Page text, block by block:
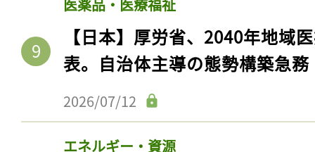
医薬品・医療福祉
【日本】厚労省、2040年地域
表。自治体主導の態勢構築急務
2026/07/12
エネルギー・資源